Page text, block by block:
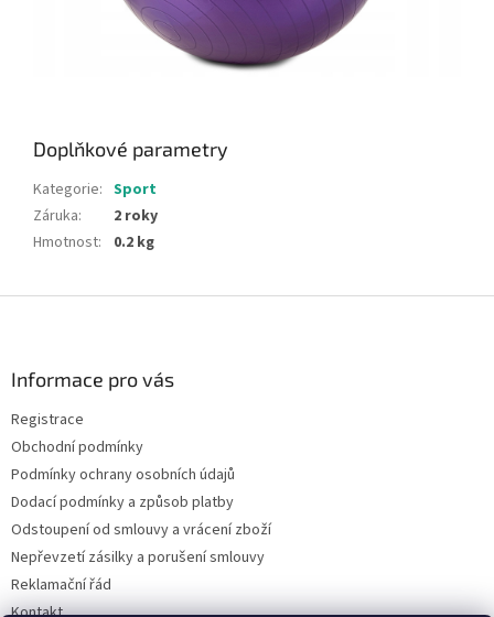
Doplňkové parametry
Kategorie: Sport
Záruka:
2 roky
Hmotnost: 0.2 kg
Informace pro vás
Registrace
Obchodní podmínky
Podmínky ochrany osobních údajů
Dodací podmínky a způsob platby
Odstoupení od smlouvy a vrácení zboží
Nepřevzetí zásilky a porušení smlouvy
Reklamační řád